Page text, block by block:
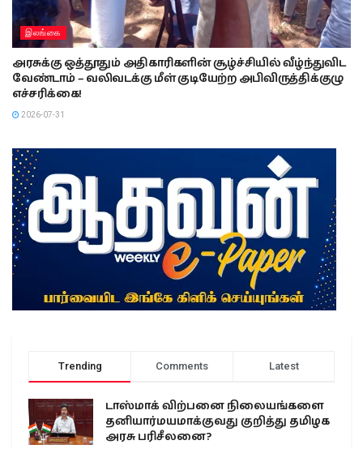
இலங்கை
அரசுக்கு ஒத்தூதும் அதிகாரிகளின் சூழ்ச்சியில் வீழ்ந்துவிட
வேண்டாம் – வலிவடக்கு மீள் குடியேற்ற அபிவிருத்திக்குழு
எச்சரிக்கை!
2026-07-31
Trending Comments Latest
டாஸ்மாக் விற்பனை நிலையங்களை
தனியார்மயமாக்குவது குறித்து தமிழக
அரசு பரிசீலனை?